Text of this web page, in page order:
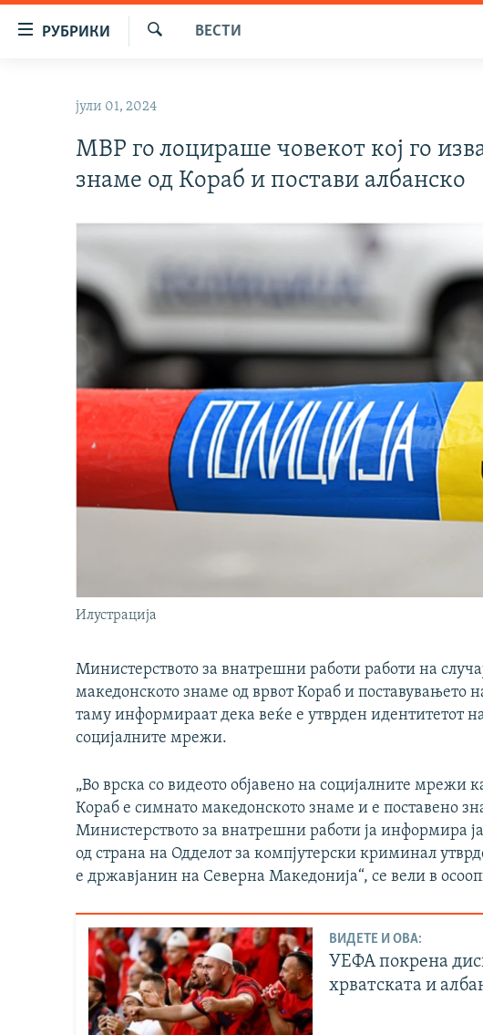
содржината
пребарување
РУБРИКИ
ВИЗУЕЛНО
ПОДКАСТ ЗОШТО?
ВЕСТИ
јули 01, 2024
МВР го лоцираше човекот кој го
знаме од Кораб и постави албанско
Илустрација
Министерството за внатрешни работи работи на
македонското знаме од врвот Кораб и поставувањето
таму информираат дека веќе е утврден идентитетот
социјалните мрежи.
„Во врска со видеото објавено на социјалните мрежи
Кораб е симнато македонското знаме и е поставено
Министерството за внатрешни работи ја информира
од страна на Одделот за компјутерски криминал
е државјанин на Северна Македонија“, се вели в
ВИДЕТЕ И ОВА:
УЕФА покрена
хрватската и